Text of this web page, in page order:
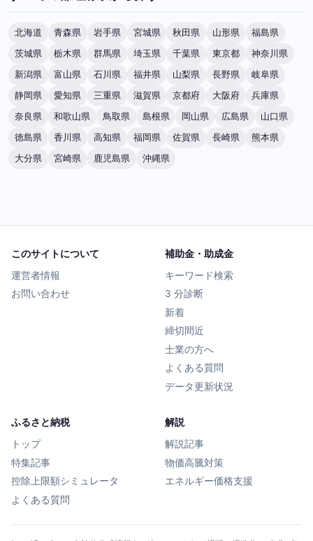
北海道 青森県 岩手県 宮城県 秋田県 山形県
福島県
茨城県
栃木県 群馬県 埼玉県 千葉県 東京都
神奈川県
新潟県
富山県 石川県 福井県 山梨県 長野県
岐阜県
静岡県
愛知県 三重県 滋賀県 京都府 大阪府
兵庫県
奈良県
和歌山県 鳥取県 島根県 岡山県 広島県
山口県
徳島県
香川県 高知県 福岡県 佐賀県 長崎県
熊本県
大分県
宮崎県 鹿児島県 沖縄県
このサイトについて
運営者情報
お問い合わせ
補助金・助成金
キーワード検索
3 分診断
新着
締切間近
士業の方へ
よくある質問
データ更新状況
ふるさと納税
トップ
特集記事
控除上限額シミュレータ
よくある質問
解説
解説記事
物価高騰対策
エネルギー価格支援